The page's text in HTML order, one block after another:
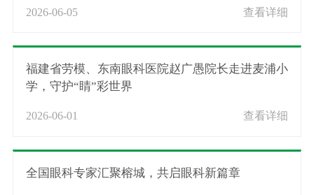
2026-06-05 查看详细
福建省劳模、东南眼科医院赵广愚院长走进麦浦小
学，守护“睛”彩世界
2026-06-01 查看详细
全国眼科专家汇聚榕城，共启眼科新篇章